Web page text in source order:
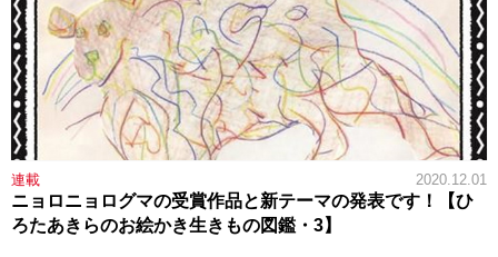
連載 2020.12.01
ニョロニョログマの受賞作品と新テーマの発表です！【ひ
ろたあきらのお絵かき生きもの図鑑・3】